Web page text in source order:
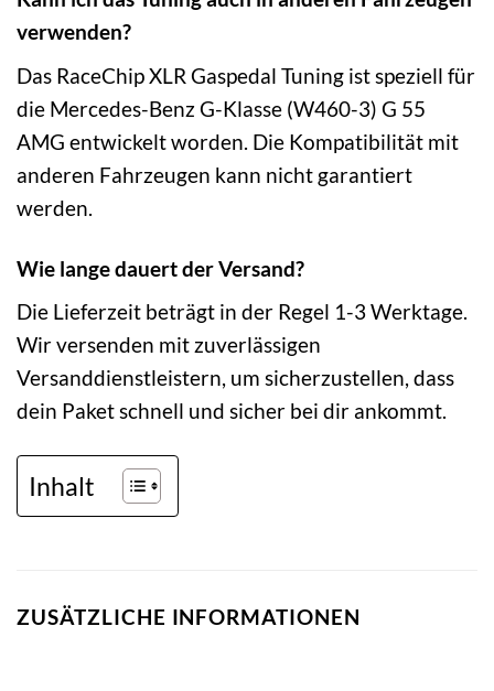
verwenden?
Das RaceChip XLR Gaspedal Tuning ist speziell für
die Mercedes-Benz G-Klasse (W460-3) G 55
AMG entwickelt worden. Die Kompatibilität mit
anderen Fahrzeugen kann nicht garantiert
werden.
Wie lange dauert der Versand?
Die Lieferzeit beträgt in der Regel 1-3 Werktage.
Wir versenden mit zuverlässigen
Versanddienstleistern, um sicherzustellen, dass
dein Paket schnell und sicher bei dir ankommt.
Inhalt
ZUSÄTZLICHE INFORMATIONEN